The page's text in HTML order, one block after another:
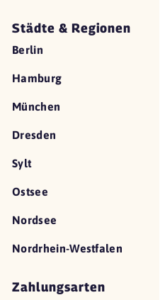
Städte & Regionen
Berlin
Hamburg
München
Dresden
Sylt
Ostsee
Nordsee
Nordrhein-Westfalen
Zahlungsarten